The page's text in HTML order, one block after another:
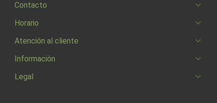
Contacto
Horario
Atención al cliente
Información
Legal